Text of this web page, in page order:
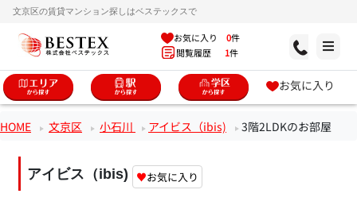
文京区の賃貸マンション探しはベステックスで
お気に入り 0件
閲覧履歴 1件
お気に入り
HOME 文京区 小石川 アイビス（ibis) 3階2LDKのお部屋
アイビス（ibis) ♥お気に入り